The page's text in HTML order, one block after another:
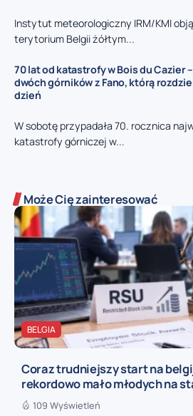
Instytut meteorologiczny IRM/KMI
terytorium Belgii żółtym...
70 lat od katastrofy w Bois du Cazier
dwóch górników z Fano, którą
dzień
W sobotę przypadała 70. rocznica
katastrofy górniczej w...
Może Cię zainteresować
BELGIA
Coraz trudniejszy start na
rekordowo mało młodych na
109 Wyświetleń